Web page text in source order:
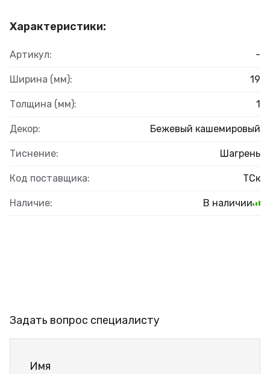
Характеристики:
Артикул: -
Ширина (мм): 19
Толщина (мм): 1
Декор: Бежевый кашемировый
Тиснение: Шагрень
Код поставщика: ТСк
Наличие: В наличии
Задать вопрос специалисту
Имя